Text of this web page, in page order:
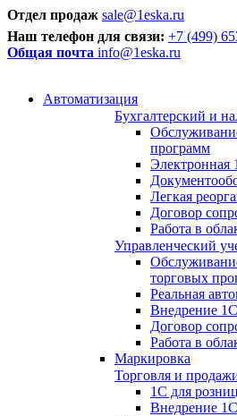
Отдел продаж sale@1eska.ru
Наш телефон для связи: +7 (499)
Общая почта info@1eska.ru
Автоматизация
Бухгалтерский и
программ
Электронная
Легкая
Договор
Работа в
Управленческий
торговых
Реальная
Внедрение
Договор
Работа в
Маркировка
Торговля и
1С для
Внедрение